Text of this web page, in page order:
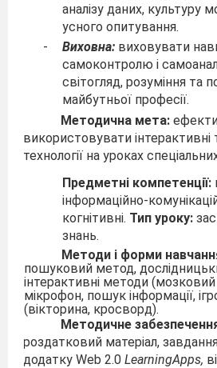
аналізу даних, культуру
усного опитування.
-
Виховна: виховувати
самоконтролю і
світогляд, розуміння та
майбутньої професії.
Методична мета:
використовувати інтерактивні
технології на уроках
Предметні компетенції:
інформаційно-
когнітивні. Тип уроку:
знань.
Методи і форми
пошуковий метод,
інтерактивні методи
мікрофон, пошук інформації,
(вікторина, кросворд).
Методичне
роздатковий матеріал,
додатку Web 2.0 LearningApps,